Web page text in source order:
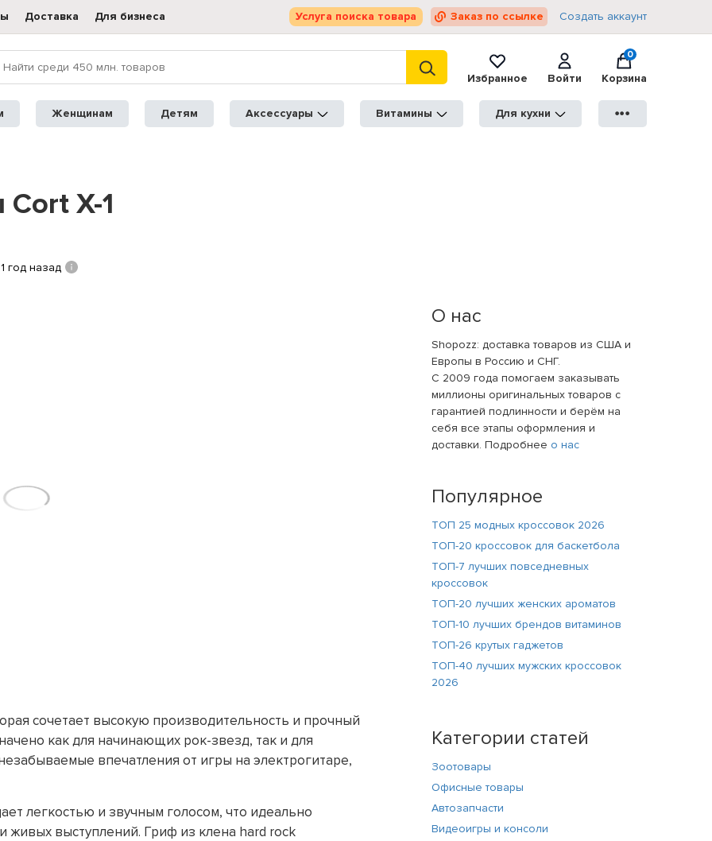
Доставка Для бизнеса Услуга поиска товара Заказ по ссылке Создать аккаунт
Избранное
Войти
0
Корзина
Женщинам Детям Аксессуары Витамины Для кухни ●●●
X-1
1 год назад
сочетает высокую производительность и прочный
как для начинающих рок-звезд, так и для
впечатления от игры на электрогитаре,
легкостью и звучным голосом, что идеально
выступлений. Гриф из клена hard rock
О нас
Shopozz: доставка товаров из США и
Европы в Россию и СНГ.
С 2009 года помогаем заказывать
миллионы оригинальных товаров с
гарантией подлинности и берём на
себя все этапы оформления и
доставки. Подробнее о нас
Популярное
ТОП 25 модных кроссовок 2026
ТОП-20 кроссовок для баскетбола
ТОП-7 лучших повседневных
кроссовок
ТОП-20 лучших женских ароматов
ТОП-10 лучших брендов витаминов
ТОП-26 крутых гаджетов
ТОП-40 лучших мужских кроссовок
2026
Категории статей
Зоотовары
Офисные товары
Автозапчасти
Видеоигры и консоли